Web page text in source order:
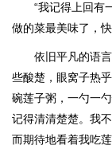
“我记得上回有
做的菜最美味了，
依旧平凡的语
些酸楚，眼窝子热
碗莲子粥，一勺一
记得清清楚楚。我
而期待地看着我吃